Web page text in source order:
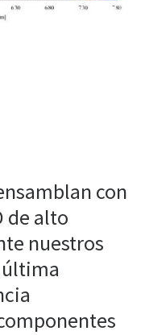
con
de alto
nuestros
última